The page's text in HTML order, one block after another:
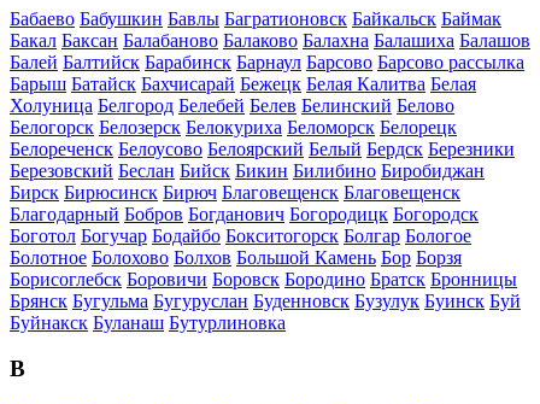
Бабаево Бабушкин Бавлы Багратионовск Байкальск Баймак
Бакал Баксан Балабаново Балаково Балахна Балашиха Балашов
Балей Балтийск Барабинск Барнаул Барсово Барсово рассылка
Барыш Батайск Бахчисарай Бежецк Белая Калитва Белая
Холуница Белгород Белебей Белев Белинский Белово
Белогорск Белозерск Белокуриха Беломорск Белорецк
Белореченск Белоусово Белоярский Белый Бердск Березники
Березовский Беслан Бийск Бикин Билибино Биробиджан
Бирск Бирюсинск Бирюч Благовещенск Благовещенск
Благодарный Бобров Богданович Богородицк Богородск
Боготол Богучар Бодайбо Бокситогорск Болгар Бологое
Болотное Болохово Болхов Большой Камень Бор Борзя
Борисоглебск Боровичи Боровск Бородино Братск Бронницы
Брянск Бугульма Бугуруслан Буденновск Бузулук Буинск Буй
Буйнакск Буланаш Бутурлиновка
В